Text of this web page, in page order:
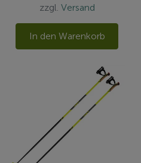
zzgl. Versand
In den Warenkorb